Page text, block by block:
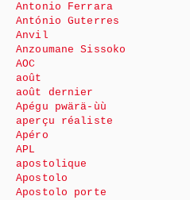
Antonio Ferrara
António Guterres
Anvil
Anzoumane Sissoko
AOC
août
août dernier
Apégu pwärä-ùù
aperçu réaliste
Apéro
APL
apostolique
Apostolo
Apostolo porte